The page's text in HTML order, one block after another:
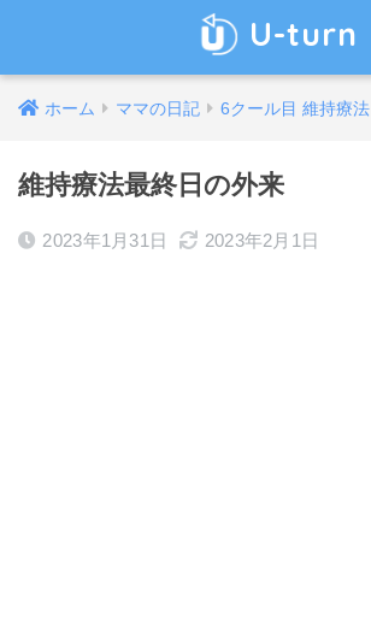
U-turn
ホーム ママの日記 6クール目 維持療法
維持療法最終日の外来
2023年1月31日 2023年2月1日